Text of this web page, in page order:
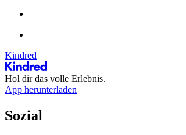
Kindred
Hol dir das volle Erlebnis.
App herunterladen
Sozial